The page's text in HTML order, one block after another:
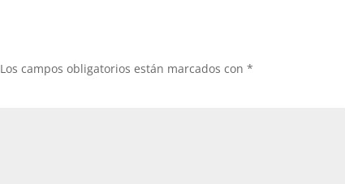
Los campos obligatorios están marcados con*